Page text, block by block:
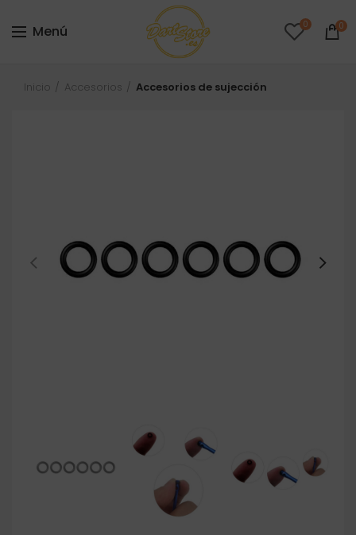
Menú 0 0
Inicio Accesorios Accesorios de sujección